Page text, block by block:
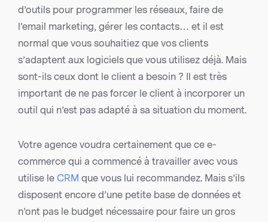
d’outils pour programmer les réseaux, faire de
l’email marketing, gérer les contacts… et il est
normal que vous souhaitiez que vos clients
s’adaptent aux logiciels que vous utilisez déjà. Mais
sont-ils ceux dont le client a besoin ? Il est très
important de ne pas forcer le client à incorporer un
outil qui n’est pas adapté à sa situation du moment.
Votre agence voudra certainement que ce e-
commerce qui a commencé à travailler avec vous
utilise le CRM que vous lui recommandez. Mais s’ils
disposent encore d’une petite base de données et
n’ont pas le budget nécessaire pour faire un gros